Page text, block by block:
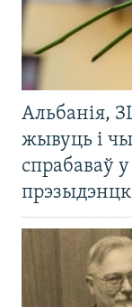
Альбанія,
жывуць і
спрабаваў